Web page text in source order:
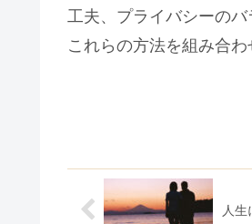
工夫、プライバシーの
これらの方法を組み合
人生